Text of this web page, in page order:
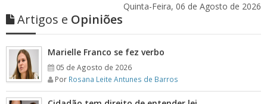
Quinta-Feira, 06 de Agosto de 2026
Artigos e Opiniões
Marielle Franco se fez verbo
05 de Agosto de 2026
Por Rosana Leite Antunes de Barros